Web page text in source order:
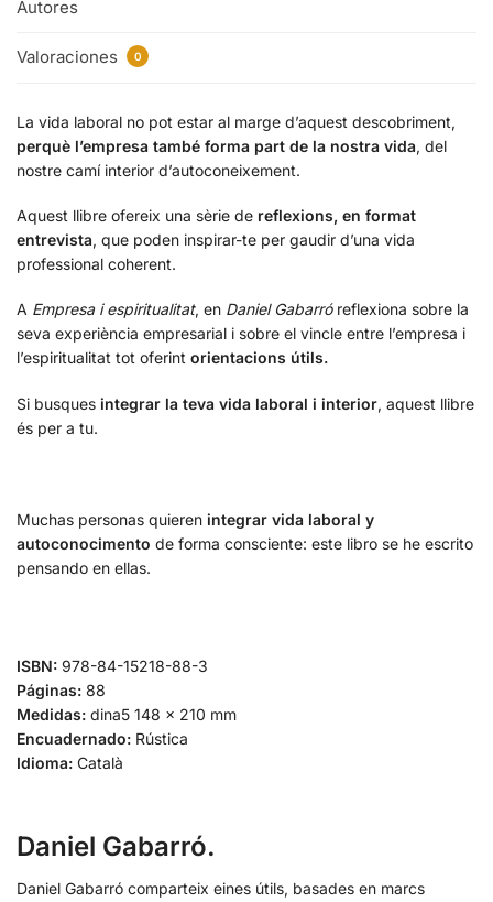
Autores
Valoraciones 0
La vida laboral no pot estar al marge d’aquest descobriment,
perquè l’empresa també forma part de la nostra vida, del
nostre camí interior d’autoconeixement.
Aquest llibre ofereix una sèrie de reflexions, en format
entrevista, que poden inspirar-te per gaudir d’una vida
professional coherent.
A Empresa i espiritualitat, en Daniel Gabarróreflexiona sobre la
seva experiència empresarial i sobre el vincle entre l’empresa i
l’espiritualitat tot oferint orientacions útils.
Si busques integrar la teva vida laboral i interior, aquest llibre
és per a tu.
Muchas personas quieren integrar vida laboral y
autoconocimento de forma consciente: este libro se he escrito
pensando en ellas.
ISBN: 978-84-15218-88-3
Páginas: 88
Medidas: dina5 148 × 210 mm
Encuadernado: Rústica
Idioma: Català
Daniel Gabarró.
Daniel Gabarró comparteix eines útils, basades en marcs